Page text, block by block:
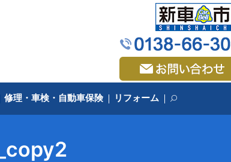
修理・車検・自動車保険 リフォーム search